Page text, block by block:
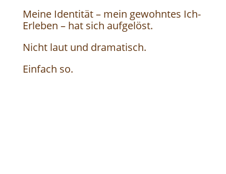
Meine Identität – mein gewohntes Ich-
Erleben – hat sich aufgelöst.
Nicht laut und dramatisch.
Einfach so.